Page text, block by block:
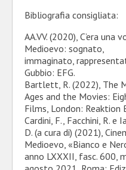
Bibliografia consigliata:
AA.VV. (2020), C’era una
Medioevo: sognato,
immaginato,
Gubbio: EFG.
Bartlett, R. (2022), The
Ages and the Movies:
Films, London: Reaktion
Cardini, F., Facchini, R. e
D. (a cura di) (2021),
Medioevo, «Bianco e
anno LXXXII, fasc. 600,